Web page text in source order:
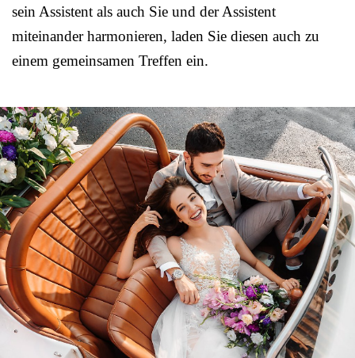
sein Assistent als auch Sie und der Assistent
miteinander harmonieren, laden Sie diesen auch zu
einem gemeinsamen Treffen ein.